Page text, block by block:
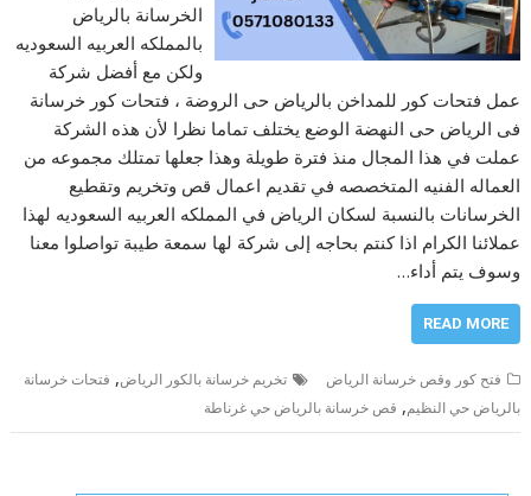
الخرسانة بالرياض
بالمملكه العربيه السعوديه
ولكن مع أفضل شركة
عمل فتحات كور للمداخن بالرياض حى الروضة ، فتحات كور خرسانة
فى الرياض حى النهضة الوضع يختلف تماما نظرا لأن هذه الشركة
عملت في هذا المجال منذ فترة طويلة وهذا جعلها تمتلك مجموعه من
العماله الفنيه المتخصصه في تقديم اعمال قص وتخريم وتقطيع
الخرسانات بالنسبة لسكان الرياض في المملكه العربيه السعوديه لهذا
عملائنا الكرام اذا كنتم بحاجه إلى شركة لها سمعة طيبة تواصلوا معنا
وسوف يتم أداء…
READ MORE
فتح كور وقص خرسانة الرياض تخريم خرسانة بالكور الرياض, فتحات خرسانة
بالرياض حي النظيم, قص خرسانة بالرياض حي غرناطة